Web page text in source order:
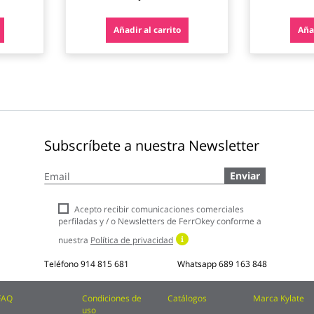
Añadir al carrito
Subscríbete a nuestra Newsletter
a
boletín
noticias:
Enviar
Acepto recibir comunicaciones comerciales
perfiladas y / o Newsletters de FerrOkey conforme a
nuestra Política de privacidad
Teléfono914 815 681 Whatsapp689 163 848
Condiciones de
uso
Catálogos
Marca Kylate